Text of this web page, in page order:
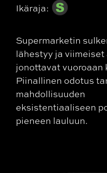
Ikäraja:
Supermarketin
lähestyy ja
jonottavat vuoroaan
Piinallinen odotus
mahdollisuuden
eksistentiaaliseen
pieneen lauluun.